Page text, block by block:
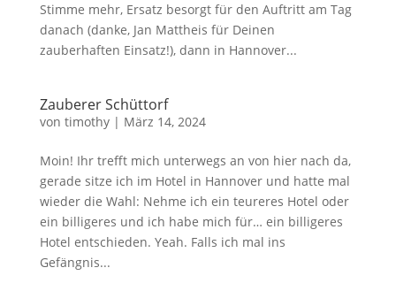
Stimme mehr, Ersatz besorgt für den Auftritt am Tag
danach (danke, Jan Mattheis für Deinen
zauberhaften Einsatz!), dann in Hannover...
Zauberer Schüttorf
von timothy| März 14, 2024
Moin! Ihr trefft mich unterwegs an von hier nach da,
gerade sitze ich im Hotel in Hannover und hatte mal
wieder die Wahl: Nehme ich ein teureres Hotel oder
ein billigeres und ich habe mich für… ein billigeres
Hotel entschieden. Yeah. Falls ich mal ins
Gefängnis...